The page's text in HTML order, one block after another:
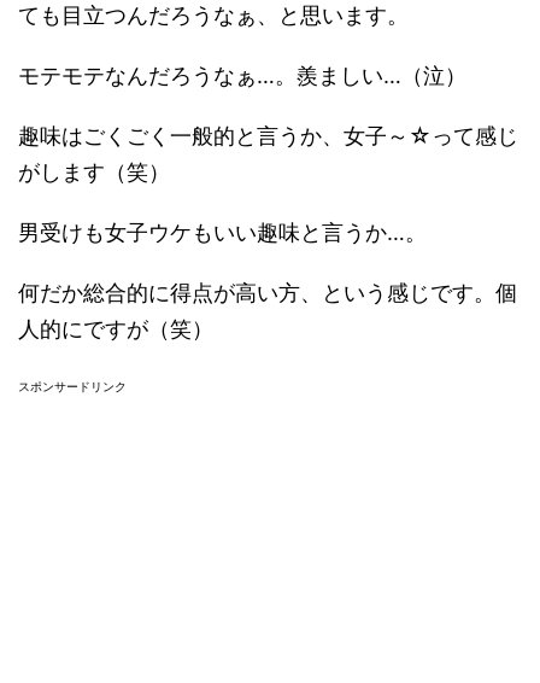
ても目立つんだろうなぁ、と思います。
モテモテなんだろうなぁ…。羨ましい…（泣）
趣味はごくごく一般的と言うか、女子～☆って感じ
がします（笑）
男受けも女子ウケもいい趣味と言うか…。
何だか総合的に得点が高い方、という感じです。個
人的にですが（笑）
スポンサードリンク